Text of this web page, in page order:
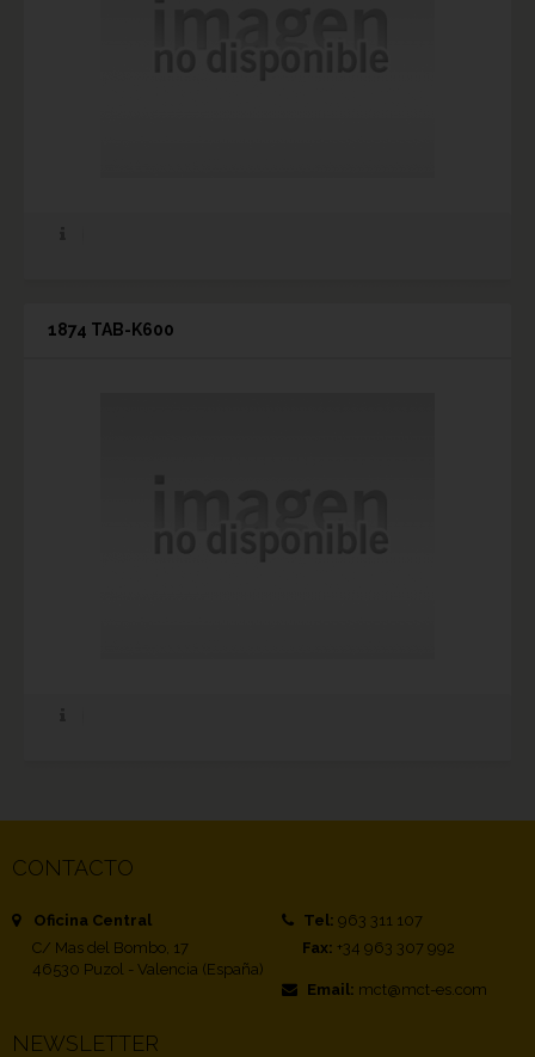
1874 TAB-K600
CONTACTO
Oficina Central
C/ Mas del Bombo, 17
46530 Puzol - Valencia (España)
Tel: 963 311 107
Fax: +34 963 307 992
Email: mct@mct-es.com
NEWSLETTER